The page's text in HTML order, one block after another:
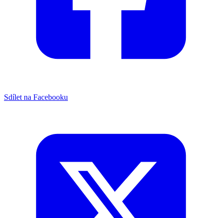
Sdílet na Facebooku